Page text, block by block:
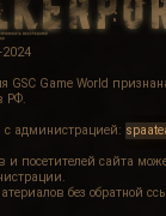
2024
GSC Game World
РФ.
с администрацией:
и посетителей сайта
без обратной